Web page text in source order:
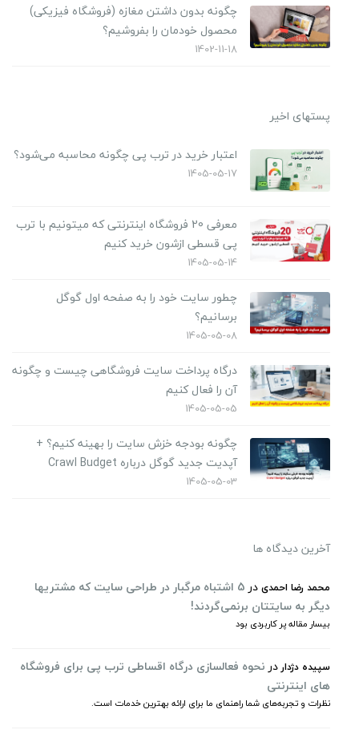
چگونه بدون داشتن مغازه (فروشگاه فیزیکی)
محصول خودمان را بفروشیم؟
1402-11-18
پستهای اخیر
اعتبار خرید در ترب پی چگونه محاسبه می‌شود؟
1405-05-17
معرفی 20 فروشگاه اینترنتی که میتونیم با ترب
پی قسطی ازشون خرید کنیم
1405-05-14
چطور سایت خود را به صفحه اول گوگل
برسانیم؟
1405-05-08
درگاه پرداخت سایت فروشگاهی چیست و چگونه
آن را فعال کنیم
1405-05-05
چگونه بودجه خزش سایت را بهینه کنیم؟ +
آپدیت جدید گوگل درباره Crawl Budget
1405-05-03
آخرین دیدگاه ها
محمد رضا احمدیدر
5 اشتباه مرگبار در طراحی سایت که مشتریها
دیگر به سایتتان برنمی‌گردند!
بیسار مقاله پر کاربردی بود
سپیده دژداردر نحوه فعالسازی درگاه اقساطی ترب پی برای فروشگاه
های اینترنتی
نظرات و تجربه‌های شما راهنمای ما برای ارائه بهترین خدمات است.